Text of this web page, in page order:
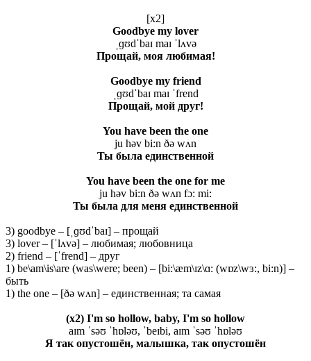
[x2]
Goodbye my lover
ˌɡʊdˈbaɪ maɪ ˈlʌvə
Прощай, моялюбимая!
Goodbye my friend
ˌɡʊdˈbaɪ maɪ ˈfrend
Прощай, мой друг!
You have been the one
ju həv bi:n ðə wʌn
Ты была единственной
You have been the one for me
ju həv bi:n ðə wʌn fɔ: mi:
Ты была для меня единственной
3) goodbye – [ˌɡʊdˈbaɪ] – прощай
3) lover – [ˈlʌvə] – любимая; любовница
2) friend – [ˈfrend] – друг
1) be\am\is\are (was\were; been) – [bi:\æm\ɪz\ɑ: (wɒz\wɜ:, bi:n)] –
быть
1) the one – [ðə wʌn] – единственная; та самая
(x2) I'm so hollow, baby, I'm so hollow
aɪm ˈsəʊ ˈhɒləʊ, ˈbeɪbi, aɪm ˈsəʊ ˈhɒləʊ
Я так опустошён, малышка, так опустошён